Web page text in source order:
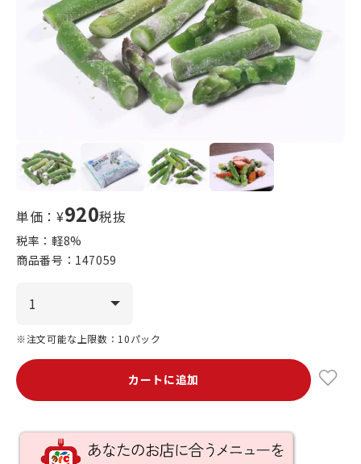
単価：¥920税抜
税率：軽8%
商品番号： 147059
※注文可能な上限数：10パック
カートに追加